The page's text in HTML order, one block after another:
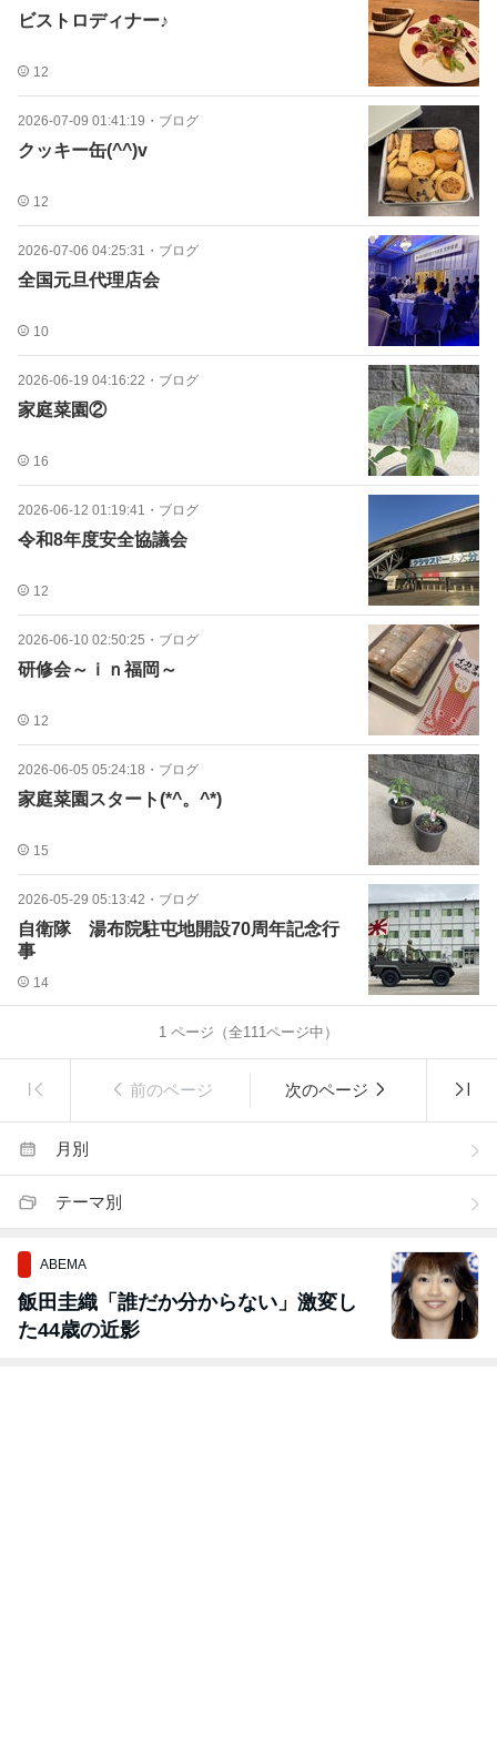
ビストロディナー♪
12
2026-07-09 01:41:19 ・ ブログ
クッキー缶(^^)v
12
2026-07-06 04:25:31 ・ ブログ
全国元旦代理店会
10
2026-06-19 04:16:22 ・ ブログ
家庭菜園②
16
2026-06-12 01:19:41 ・ ブログ
令和8年度安全協議会
12
2026-06-10 02:50:25 ・ ブログ
研修会～ｉｎ福岡～
12
2026-06-05 05:24:18 ・ ブログ
家庭菜園スタート(*^。^*)
15
2026-05-29 05:13:42 ・ ブログ
自衛隊 湯布院駐屯地開設70周年記念行
事
14
1 ページ（全111ページ中）
前のページ 次のページ
月別
テーマ別
ABEMA
飯田圭織「誰だか分からない」激変し
た44歳の近影